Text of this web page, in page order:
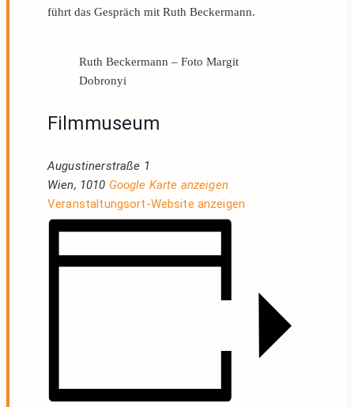
führt das Gespräch mit Ruth Beckermann.
Ruth Beckermann – Foto Margit
Dobronyi
Filmmuseum
Augustinerstraße 1
Wien, 1010 Google Karte anzeigen
Veranstaltungsort-Website anzeigen